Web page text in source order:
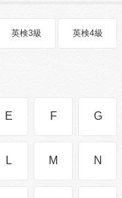
英検3級 英検4級
E F G
L M N